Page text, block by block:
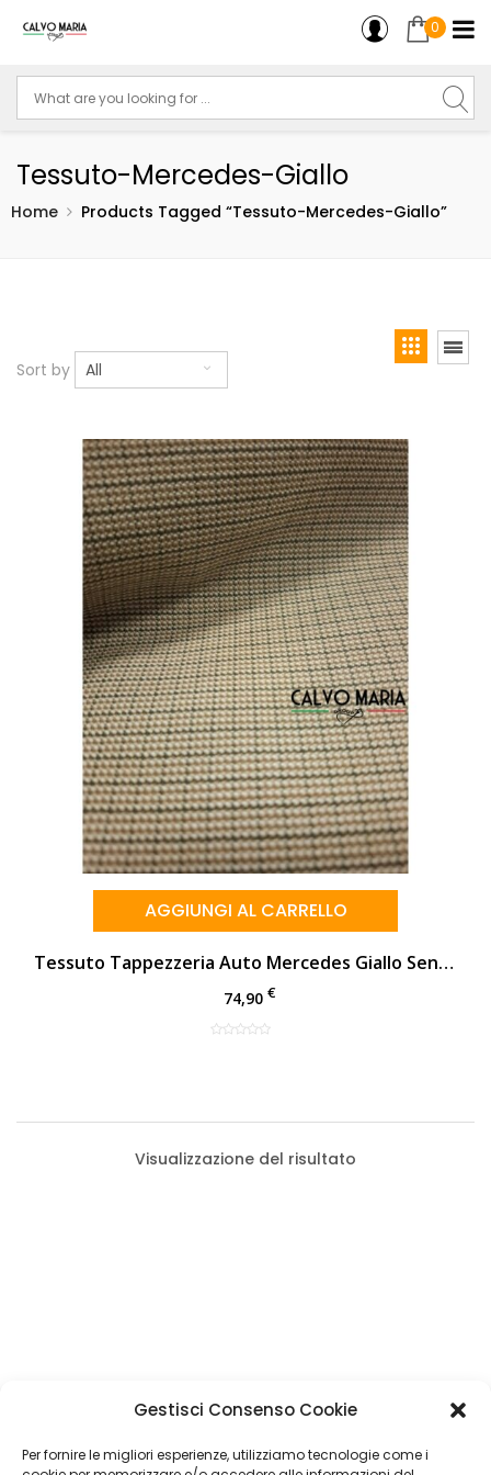
Gestisci Consenso Cookie
Per fornire le migliori esperienze, utilizziamo tecnologie come i
0
Tessuto-Mercedes-Giallo
Home Products Tagged “Tessuto-Mercedes-Giallo”
Sort by All
AGGIUNGI AL CARRELLO
Tessuto Tappezzeria Auto Mercedes Giallo Senape Quadretti – Ritaglio 100×140 Cm – Vendita Al Metro Lineare
74,90 €
Visualizzazione del risultato
Categorie Prodotti
Tessuti Vintage (1)
Filtro Prezzo